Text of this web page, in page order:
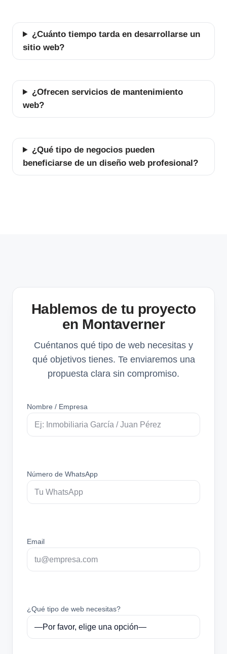
¿Cuánto tiempo tarda en desarrollarse un
sitio web?
¿Ofrecen servicios de mantenimiento
web?
¿Qué tipo de negocios pueden
beneficiarse de un diseño web profesional?
Hablemos de tu proyecto
en Montaverner
Cuéntanos qué tipo de web necesitas y
qué objetivos tienes. Te enviaremos una
propuesta clara sin compromiso.
Nombre / Empresa
Número de WhatsApp
Email
¿Qué tipo de web necesitas?